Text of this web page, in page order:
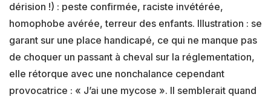
dérision !) : peste confirmée, raciste invétérée,
homophobe avérée, terreur des enfants. Illustration : se
garant sur une place handicapé, ce qui ne manque pas
de choquer un passant à cheval sur la réglementation,
elle rétorque avec une nonchalance cependant
provocatrice : « J’ai une mycose ». Il semblerait quand